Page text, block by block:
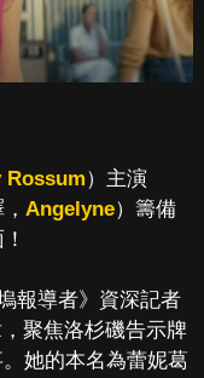
Rossum）主演
Angelyne）籌備
報導者》資深記者
聚焦洛杉磯告示牌
她的本名為蕾妮葛